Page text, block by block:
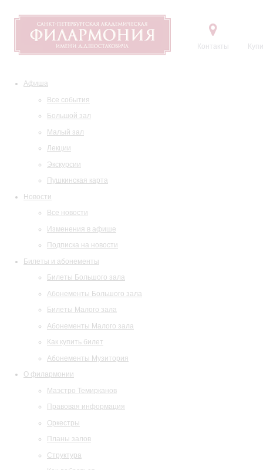
Контакты
Афиша
Все события
Большой зал
Малый зал
Лекции
Экскурсии
Пушкинская карта
Новости
Все новости
Изменения в афише
Подписка на новости
Билеты и абонементы
Билеты Большого зала
Абонементы Большого зала
Билеты Малого зала
Абонементы Малого зала
Как купить билет
Абонементы Музитория
О филармонии
Маэстро Темирканов
Правовая информация
Оркестры
Планы залов
Структура